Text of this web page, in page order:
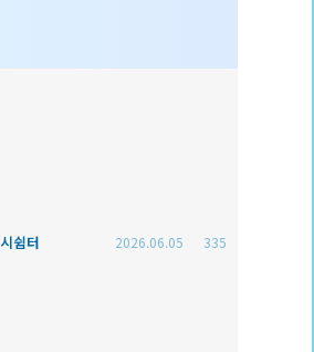
쉼터 2026.06.05 335